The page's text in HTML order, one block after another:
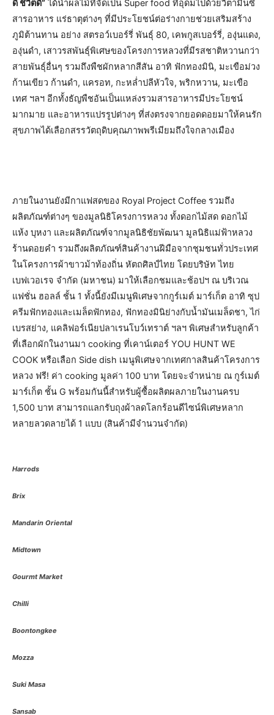
ดี ชีวิตดี”ได้นำผลไม้ที่จัดเป็น Super food ที่อุดมไปด้วยวิตามินซี
สารอาหาร แร่ธาตุต่างๆ ที่มีประโยชน์ต่อร่างกายช่วยเสริมสร้าง
ภูมิต้านทาน อย่าง สตรอว์เบอร์รี่ พันธุ์ 80, เคพกูสเบอร์รี่, องุ่นแดง,
องุ่นดำ, เสาวรสพันธุ์พิเศษของโครงการหลวงที่มีรสชาติหวานกว่า
สายพันธุ์อื่นๆ รวมถึงพืชผักหลากสีสัน อาทิ ฟักทองมินิ, มะเขือม่วง
ก้านเขียว ก้านดำ, แครอท, กะหล่ำปลีหัวใจ, พริกหวาน, มะเขือ
เทศ ฯลฯ อีกทั้งธัญพืชอันเป็นแหล่งรวมสารอาหารมีประโยชน์
มากมาย และอาหารแปรรูปต่างๆ ที่ส่งตรงจากยอดดอยมาให้คนรัก
สุขภาพได้เลือกสรรวัตถุดิบคุณภาพพรีเมียมถึงใจกลางเมือง
ภายในงานยังมีกาแฟสดของ Royal Project Coffee รวมถึง
ผลิตภัณฑ์ต่างๆ ของมูลนิธิโครงการหลวง ทั้งดอกไม้สด ดอกไม้
แห้ง บุหงา และผลิตภัณฑ์จากมูลนิธิชัยพัฒนา มูลนิธิแม่ฟ้าหลวง
ร้านดอยคำ รวมถึงผลิตภัณฑ์สินค้างานฝีมือจากชุมชนทั่วประเทศ
ในโครงการผ้าขาวม้าท้องถิ่น หัตถศิลป์ไทย โดยบริษัท ไทย
เบฟเวอเรจ จำกัด (มหาชน) มาให้เลือกชมและช้อปฯ ณ บริเวณ
แฟชั่น ฮอลล์ ชั้น 1 ทั้งนี้ยังมีเมนูพิเศษจากกูร์เมต์ มาร์เก็ต อาทิ ซุป
ครีมฟักทองและเมล็ดฟักทอง, ฟักทองมินิย่างกับน้ำมันเมล็ดชา, ไก่
เบรสย่าง, แคลิฟอร์เนียปลาเรนโบว์เทราต์ ฯลฯ พิเศษสำหรับลูกค้า
ที่เลือกผักในงานมา cooking ที่เคาน์เตอร์ YOU HUNT WE
COOK หรือเลือก Side dish เมนูพิเศษจากเทศกาลสินค้าโครงการ
หลวง ฟรี! ค่า cooking มูลค่า 100 บาท โดยจะจำหน่าย ณ กูร์เมต์
มาร์เก็ต ชั้น G พร้อมกันนี้สำหรับผู้ซื้อผลิตผลภายในงานครบ
1,500 บาท สามารถแลกรับถุงผ้าลดโลกร้อนดีไซน์พิเศษหลาก
หลายลวดลายได้ 1 แบบ (สินค้ามีจำนวนจำกัด)
Harrods
Brix
Mandarin Oriental
Midtown
Gourmt Market
Chilli
Boontongkee
Mozza
Suki Masa
Sansab